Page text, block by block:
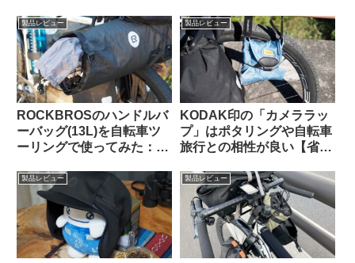
ャンプ・輪行でも】
い方に向いている？
製品レビュー
ROCKBROSのハンドルバ
ーバッグ(13L)を自転車ツ
ーリングで使ってみた：機
あり使っていて気持ちが良
製品レビュー
KODAK印の「カメララッ
プ」はポタリングや自転車
旅行との相性が良い【省ス
水】
製品レビュー 製品レビュー